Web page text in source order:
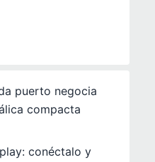
puerto negocia
compacta
conéctalo y